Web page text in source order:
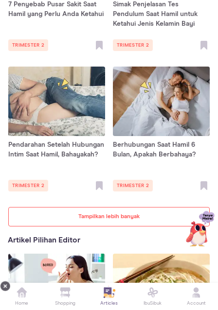
Tampilkan lebih banyak
7 Penyebab Pusar Sakit Saat
Hamil yang Perlu Anda Ketahui
TRIMESTER 2
Simak Penjelasan Tes
Pendulum Saat Hamil untuk
Ketahui Jenis Kelamin Bayi
TRIMESTER 2
Pendarahan Setelah Hubungan
Intim Saat Hamil, Bahayakah?
TRIMESTER 2
Berhubungan Saat Hamil 6
Bulan, Apakah Berbahaya?
TRIMESTER 2
Artikel Pilihan Editor
Home Shopping Articles IbuSibuk Account